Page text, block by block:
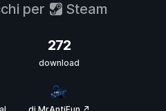
per Steam
272
download